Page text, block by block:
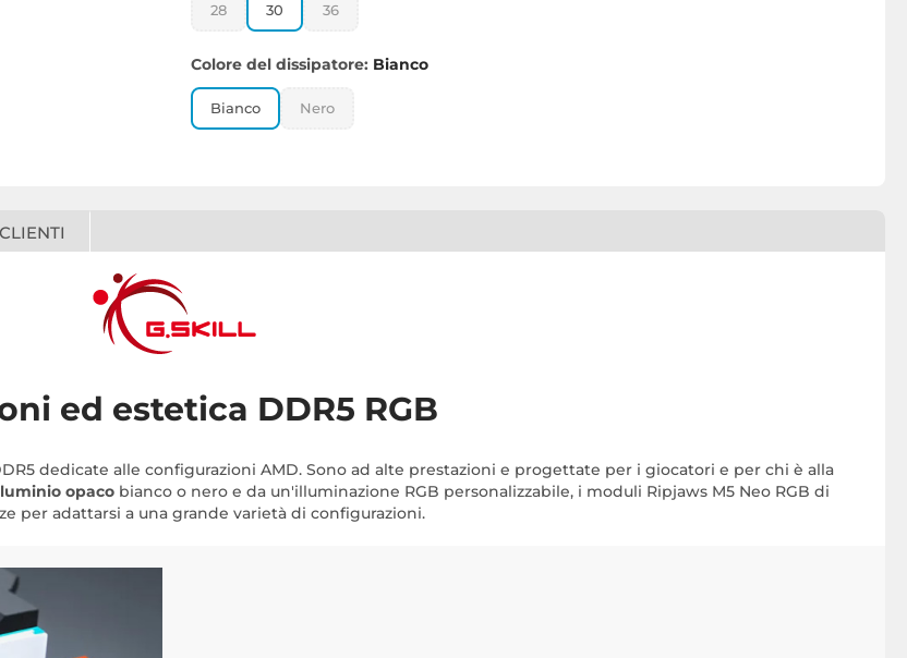
28 30 36
Colore del dissipatore: Bianco
Bianco Nero
ed estetica DDR5 RGB
dedicate alle configurazioni AMD. Sono ad alte prestazioni e progettate per i giocatori e per chi è alla
opaco bianco o nero e da un'illuminazione RGB personalizzabile, i moduli Ripjaws M5 Neo RGB di
per adattarsi a una grande varietà di configurazioni.